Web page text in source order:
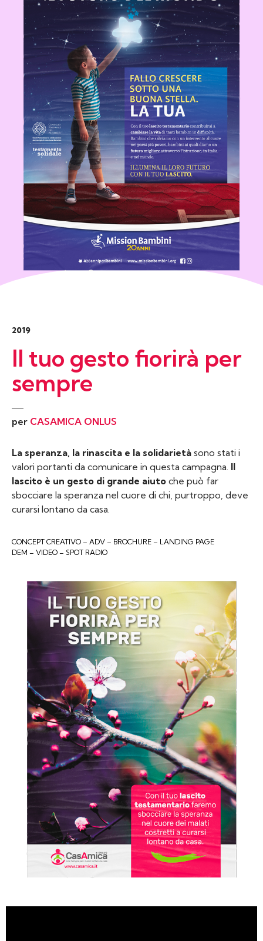
2019
Il tuo gesto fiorirà per
sempre
per CASAMICA ONLUS
La speranza, la rinascita e la solidarietà sono stati i
valori portanti da comunicare in questa campagna. Il
lascito è un gesto di grande aiuto che può far
sbocciare la speranza nel cuore di chi, purtroppo, deve
curarsi lontano da casa.
CONCEPT CREATIVO – ADV – BROCHURE – LANDING PAGE
DEM – VIDEO – SPOT RADIO